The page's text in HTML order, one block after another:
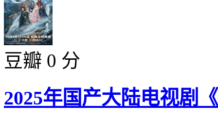
豆瓣 0 分
2025年国产大陆电视剧